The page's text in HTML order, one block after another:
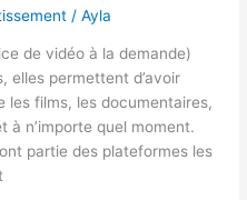
/Ayla
de vidéo à la demande)
elles permettent d’avoir
les films, les documentaires,
à n’importe quel moment.
partie des plateformes les